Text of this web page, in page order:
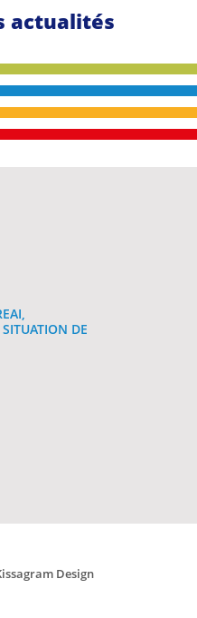
actualités
DE
Design